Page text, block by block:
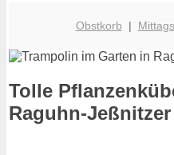
Obstkorb |
Tolle
Raguhn-